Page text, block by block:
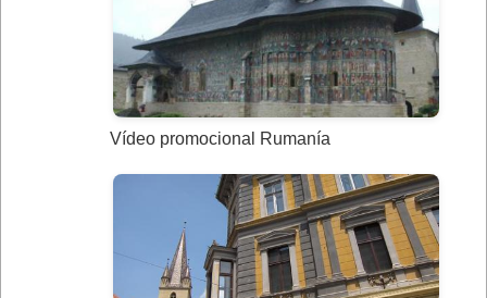
Vídeo promocional Rumanía